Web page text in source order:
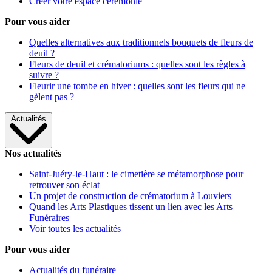
Pour vous aider
Quelles alternatives aux traditionnels bouquets de fleurs de
deuil ?
Fleurs de deuil et crématoriums : quelles sont les règles à
suivre ?
Fleurir une tombe en hiver : quelles sont les fleurs qui ne
gèlent pas ?
Actualités
Nos actualités
Saint-Juéry-le-Haut : le cimetière se métamorphose pour
retrouver son éclat
Un projet de construction de crématorium à Louviers
Quand les Arts Plastiques tissent un lien avec les Arts
Funéraires
Voir toutes les actualités
Pour vous aider
Actualités du funéraire